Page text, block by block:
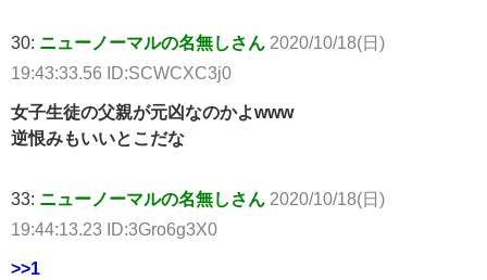
30: ニューノーマルの名無しさん 2020/10/18(日)
19:43:33.56 ID:SCWCXC3j0
女子生徒の父親が元凶なのかよwww
逆恨みもいいとこだな
33: ニューノーマルの名無しさん 2020/10/18(日)
19:44:13.23 ID:3Gro6g3X0
>>1